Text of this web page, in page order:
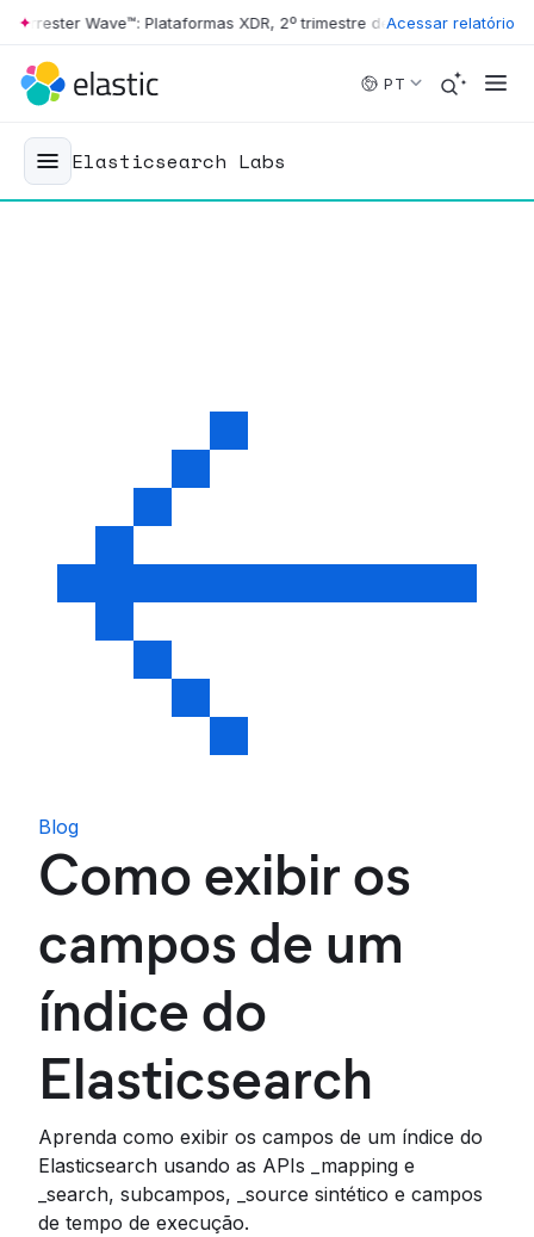
Skip to main content
Wave™: Plataformas XDR, 2º trimestre de 2026 • The Forrester
Acessar relatório
PT
Elasticsearch Labs
Blog
Como exibir os
campos de um
índice do
Elasticsearch
Aprenda como exibir os campos de um índice do
Elasticsearch usando as APIs _mapping e
_search, subcampos, _source sintético e campos
de tempo de execução.